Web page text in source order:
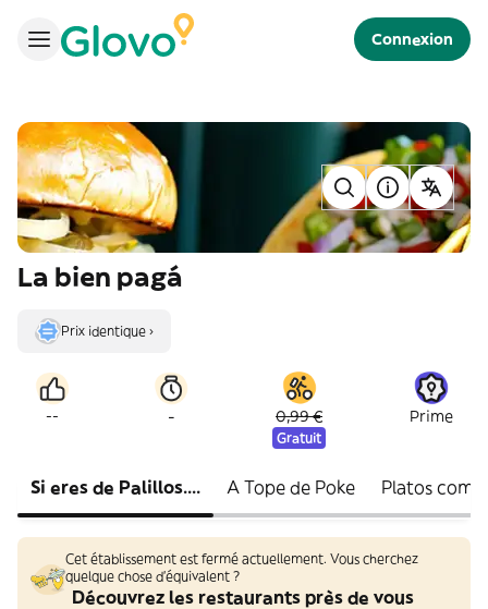
Connexion
La bien pagá
Prix identique ›
-- - 0,99 €
Gratuit
Prime
Si eres de Palillos.... A Tope de Poke Platos
Cet établissement est fermé actuellement. Vous cherchez
quelque chose d'équivalent ?
Découvrez les restaurants près de vous